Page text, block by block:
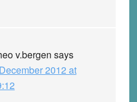
v.bergen says
2012 at